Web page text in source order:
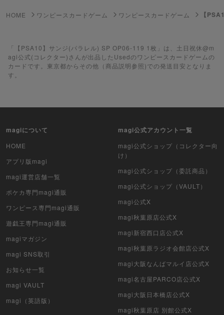
遊戯王
遊戯王ラッシュデュエル
ポケカ（未開封パック）
遊戯王（未開封パック）
デュエル・マスターズ
マジック：ザ・ギャザリング
ヴァイスシュヴァルツ
クリプトスペルズ
マイクリプトヒーローズ
遊戯王初期
HOME ワンピースカードゲーム ワンピースカードゲーム 【
「【PSA10】サンジ(パラレル) SP OP06-119 1枚」は、土日祝休@m
agi公式(コレクター)さんが出品したUsedのワンピースカードゲームの
カードです。東京都からその他（商品説明参照)での発送目安となりま
す。
magiについて
HOME
アプリ版magi
magi運営店舗一覧
ポケカ専門magi通販
ワンピース専門magi通販
遊戯王専門magi通販
magiマガジン
magi SNS取引
お知らせ一覧
magi VAULT
magi（英語版）
magi公式アカウント一覧
magi公式ショップ（コレクター向
け）
magi公式ショップ（委託商品）
magi公式ショップ（VAULT）
magi公式X
magi秋葉原店公式X
magi新宿西口店公式X
magi秋葉原ラジオ会館店公式X
magi大阪なんばマルイ店公式X
magi名古屋PARCO店公式X
magi大阪日本橋店公式X
magi秋葉原店 別館公式X